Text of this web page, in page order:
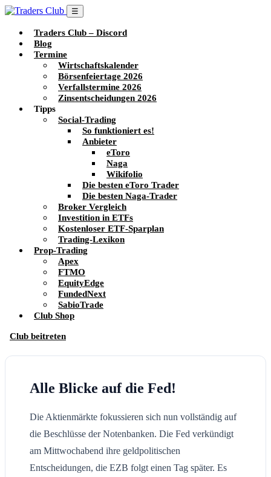
☰
Traders Club – Discord
Blog
Termine
Wirtschaftskalender
Börsenfeiertage 2026
Verfallstermine 2026
Zinsentscheidungen 2026
Tipps
Social-Trading
So funktioniert es!
Anbieter
eToro
Naga
Wikifolio
Die besten eToro Trader
Die besten Naga-Trader
Broker Vergleich
Investition in ETFs
Kostenloser ETF-Sparplan
Trading-Lexikon
Prop-Trading
Apex
FTMO
EquityEdge
FundedNext
SabioTrade
Club Shop
Club beitreten
Alle Blicke auf die Fed!
Die Aktienmärkte fokussieren sich nun vollständig auf
die Beschlüsse der Notenbanken. Die Fed verkündigt
am Mittwochabend ihre geldpolitischen
Entscheidungen, die EZB folgt einen Tag später. Es